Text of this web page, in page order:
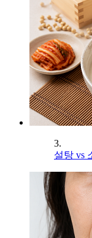
3.
설탕 vs